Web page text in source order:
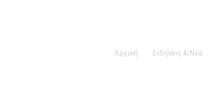
Αρχική Ειδήσεις & Νέα